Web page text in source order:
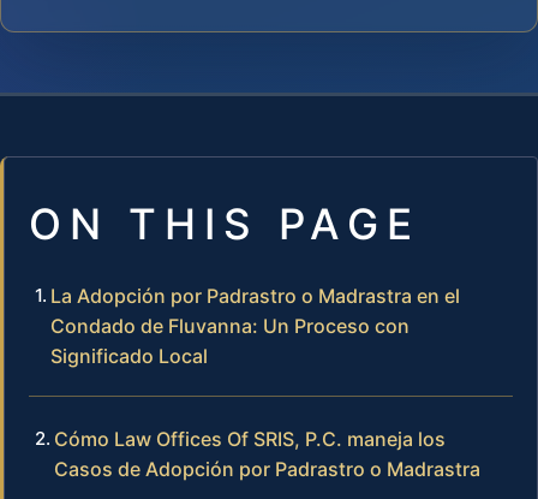
ON THIS PAGE
La Adopción por Padrastro o Madrastra en el
Condado de Fluvanna: Un Proceso con
Significado Local
Cómo Law Offices Of SRIS, P.C. maneja los
Casos de Adopción por Padrastro o Madrastra